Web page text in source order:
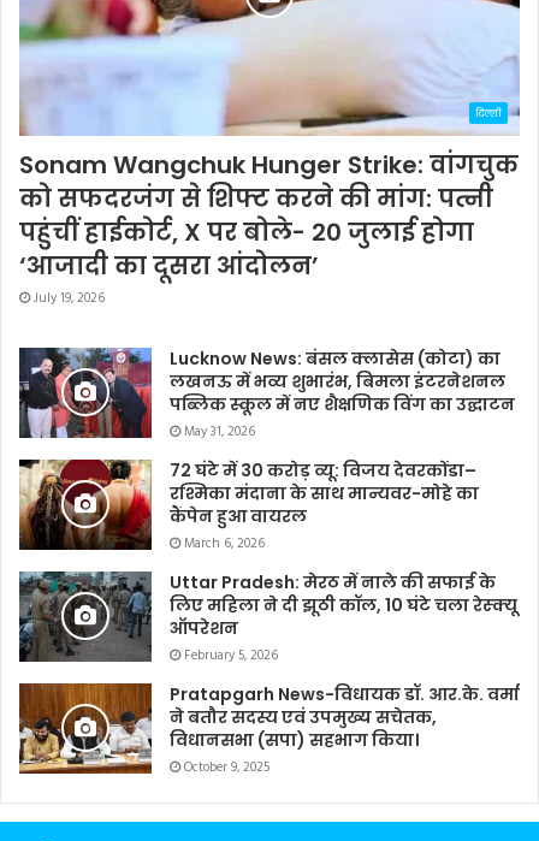
दिल्ली
Sonam Wangchuk Hunger Strike: वांगचुक
को सफदरजंग से शिफ्ट करने की मांग: पत्नी
पहुंचीं हाईकोर्ट, X पर बोले- 20 जुलाई होगा
‘आजादी का दूसरा आंदोलन’
July 19, 2026
Lucknow News: बंसल क्लासेस (कोटा) का
लखनऊ में भव्य शुभारंभ, बिमला इंटरनेशनल
पब्लिक स्कूल में नए शैक्षणिक विंग का उद्घाटन
May 31, 2026
72 घंटे में 30 करोड़ व्यू: विजय देवरकोंडा–
रश्मिका मंदाना के साथ मान्यवर-मोहे का
कैंपेन हुआ वायरल
March 6, 2026
Uttar Pradesh: मेरठ में नाले की सफाई के
लिए महिला ने दी झूठी कॉल, 10 घंटे चला रेस्क्यू
ऑपरेशन
February 5, 2026
Pratapgarh News-विधायक डॉ. आर.के. वर्मा
ने बतौर सदस्य एवं उपमुख्य सचेतक,
विधानसभा (सपा) सहभाग किया।
October 9, 2025